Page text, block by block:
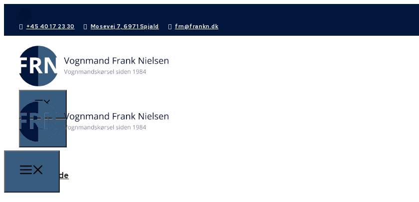
+45 40 17 23 30 Mosevej 7, 6971 Spjald frn@frankn.dk
Forside